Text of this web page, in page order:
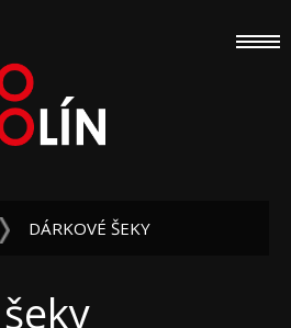
DÁRKOVÉ ŠEKY